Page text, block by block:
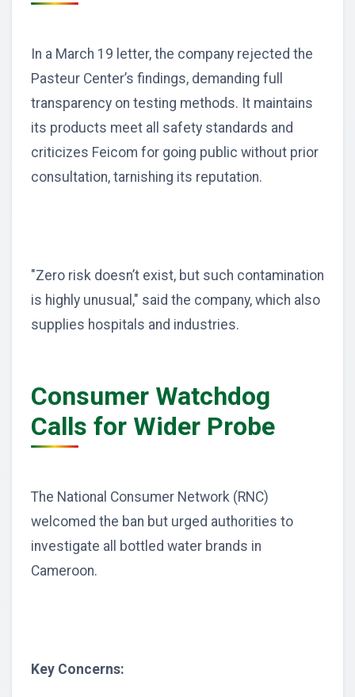
In a March 19 letter, the company rejected the
Pasteur Center’s findings, demanding full
transparency on testing methods. It maintains
its products meet all safety standards and
criticizes Feicom for going public without prior
consultation, tarnishing its reputation.
"Zero risk doesn’t exist, but such contamination
is highly unusual," said the company, which also
supplies hospitals and industries.
Consumer Watchdog
Calls for Wider Probe
The National Consumer Network (RNC)
welcomed the ban but urged authorities to
investigate all bottled water brands in
Cameroon.
Key Concerns: